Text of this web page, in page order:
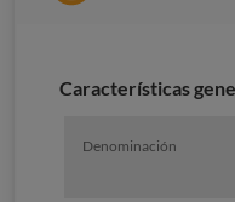
Características
Denominación